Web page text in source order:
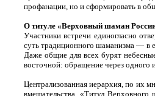
профанации, но и сформировать в
О титуле «Верховный шаман
Участники встречи единогласно
суть традиционного шаманизма — в
Даже общие для всех бурят
восточной: обращение через
Централизованная иерархия, по их
вмешательства. «Титул